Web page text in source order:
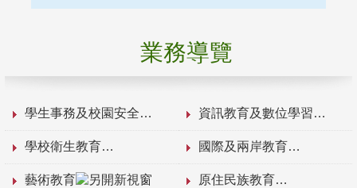
業務導覽
學生事務及校園安全 資訊教育及數位學習
學校衛生教育 國際及兩岸教育
藝術教育 原住民族教育